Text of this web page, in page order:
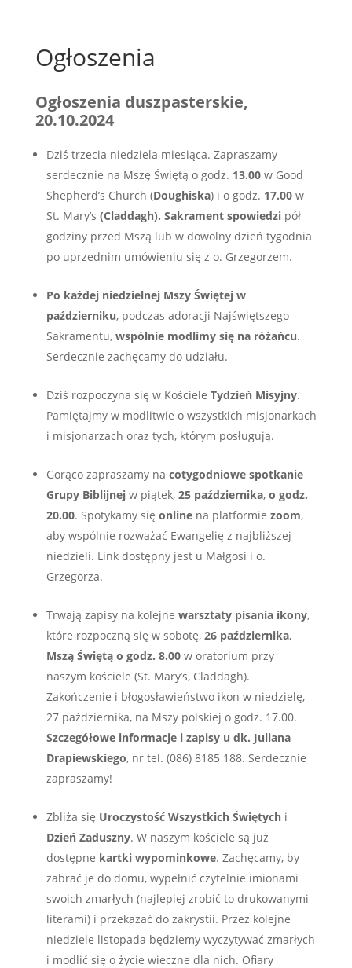
Ogłoszenia
Ogłoszenia duszpasterskie,
20.10.2024
Dziś trzecia niedziela miesiąca. Zapraszamy
serdecznie na Mszę Świętą o godz. 13.00 w Good
Shepherd’s Church (Doughiska) i o godz. 17.00w
St. Mary’s (Claddagh). Sakrament spowiedzipół
godziny przed Mszą lub w dowolny dzień tygodnia
po uprzednim umówieniu się z o. Grzegorzem.
Po każdej niedzielnej Mszy Świętej w
październiku, podczas adoracji Najświętszego
Sakramentu, wspólnie modlimy się na różańcu.
Serdecznie zachęcamy do udziału.
Dziś rozpoczyna się w Kościele Tydzień Misyjny.
Pamiętajmy w modlitwie o wszystkich misjonarkach
i misjonarzach oraz tych, którym posługują.
Gorąco zapraszamy na cotygodniowe spotkanie
Grupy Biblijnejw piątek,25 października,o godz.
20.00. Spotykamy się onlinena platformie zoom,
aby wspólnie rozważać Ewangelię z najbliższej
niedzieli. Link dostępny jest u Małgosi i o.
Grzegorza.
Trwają zapisy na kolejne warsztaty pisania ikony,
które rozpoczną się w sobotę, 26 października,
Mszą Świętą o godz. 8.00w oratorium przy
naszym kościele (St. Mary’s, Claddagh).
Zakończenie i błogosławieństwo ikon w niedzielę,
27 października, na Mszy polskiej o godz. 17.00.
Szczegółowe informacje i zapisy u dk. Juliana
Drapiewskiego, nr tel. (086) 8185 188. Serdecznie
zapraszamy!
Zbliża się Uroczystość Wszystkich Świętychi
Dzień Zaduszny. W naszym kościele są już
dostępne kartki wypominkowe. Zachęcamy, by
zabrać je do domu, wypełnić czytelnie imionami
swoich zmarłych (najlepiej zrobić to drukowanymi
literami) i przekazać do zakrystii. Przez kolejne
niedziele listopada będziemy wyczytywać zmarłych
i modlić się o życie wieczne dla nich. Ofiary